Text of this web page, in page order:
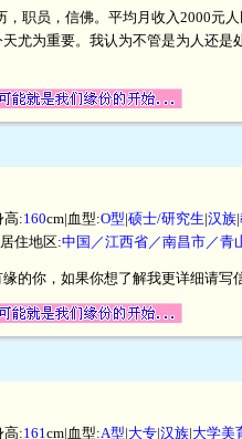
职员，信佛。平均月收入2000元
尤为重要。我认为不管是为人还
高:160cm|血型:O型|硕士/研究生|汉族|
住地区:中国／江西省／南昌市／青
的你，如果你想了解我更详细请写
高:161 cm|血型:A型|大专|汉族|大学美